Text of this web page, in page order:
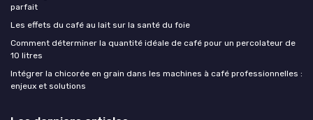
parfait
Les effets du café au lait sur la santé du foie
Comment déterminer la quantité idéale de café pour un percolateur de
10 litres
Intégrer la chicorée en grain dans les machines à café professionnelles :
enjeux et solutions